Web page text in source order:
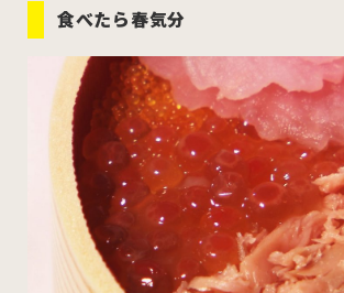
食べたら春気分